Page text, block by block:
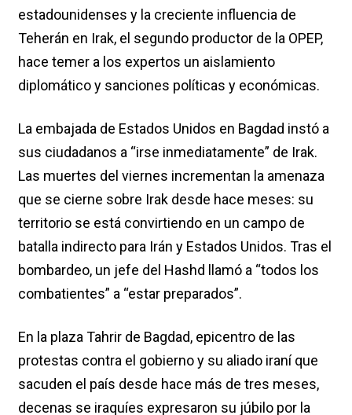
estadounidenses y la creciente influencia de
Teherán en Irak, el segundo productor de la OPEP,
hace temer a los expertos un aislamiento
diplomático y sanciones políticas y económicas.
La embajada de Estados Unidos en Bagdad instó a
sus ciudadanos a “irse inmediatamente” de Irak.
Las muertes del viernes incrementan la amenaza
que se cierne sobre Irak desde hace meses: su
territorio se está convirtiendo en un campo de
batalla indirecto para Irán y Estados Unidos. Tras el
bombardeo, un jefe del Hashd llamó a “todos los
combatientes” a “estar preparados”.
En la plaza Tahrir de Bagdad, epicentro de las
protestas contra el gobierno y su aliado iraní que
sacuden el país desde hace más de tres meses,
decenas se iraquíes expresaron su júbilo por la